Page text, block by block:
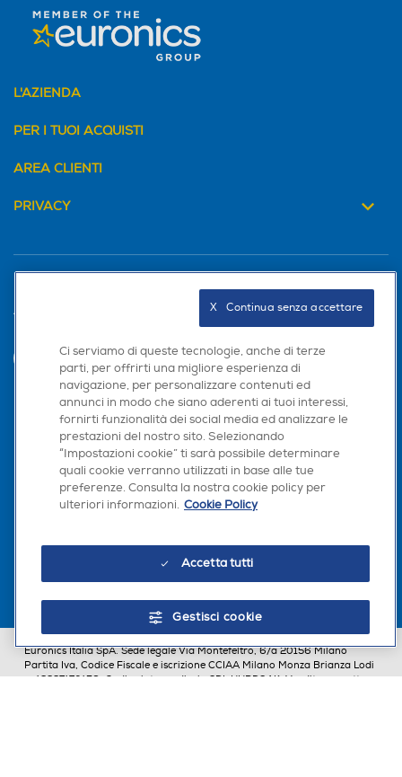
L'AZIENDA
PER I TUOI ACQUISTI
AREA CLIENTI
PRIVACY
Trova negozio
Seguici sui social
Euronics Italia SpA. Sede legale Via Montefeltro, 6/a 20156 Milano
Partita Iva, Codice Fiscale e iscrizione CCIAA Milano Monza Brianza Lodi
n. 13337170156. Codice intermediario SDI: HHBD9AK. Vendite soggette
Ci serviamo di queste tecnologie, anche di terze
parti, per offrirti una migliore esperienza di
navigazione, per personalizzare contenuti ed
annunci in modo che siano aderenti ai tuoi interessi,
fornirti funzionalità dei social media ed analizzare le
prestazioni del nostro sito. Selezionando
“Impostazioni cookie” ti sarà possibile determinare
quali cookie verranno utilizzati in base alle tue
preferenze. Consulta la nostra cookie policy per
ulteriori informazioni. Cookie Policy
Accetta tutti
Gestisci cookie
X   Continua senza accettare